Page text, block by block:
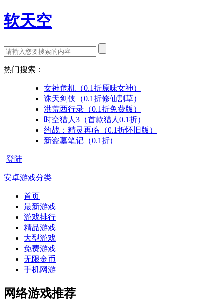
软天空
热门搜索：
女神危机（0.1折原味女神）
诛天剑侠（0.1折修仙割草）
洪荒西行录（0.1折免费版）
时空猎人3（首款猎人0.1折）
约战：精灵再临（0.1折怀旧版）
新盗墓笔记（0.1折）
登陆
安卓游戏分类
首页
最新游戏
游戏排行
精品游戏
大型游戏
免费游戏
无限金币
手机网游
网络游戏推荐